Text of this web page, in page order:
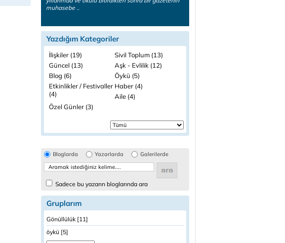
muhasebe ..
Yazdığım Kategoriler
İlişkiler (19)
Sivil Toplum (13)
Güncel (13)
Aşk - Evlilik (12)
Blog (6)
Öykü (5)
Etkinlikler / Festivaller
(4)
Haber (4)
Aile (4)
Özel Günler (3)
Bloglarda Yazarlarda Galerilerde
Sadece bu yazarın bloglarında ara
Gruplarım
Gönüllülük [11]
öykü [5]